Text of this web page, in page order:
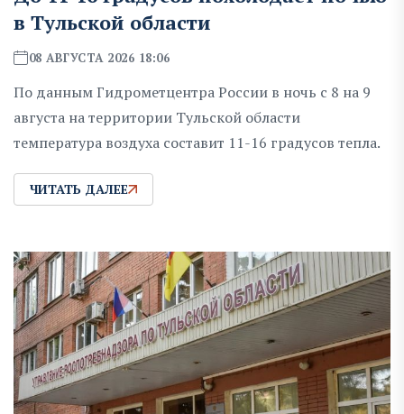
в Тульской области
08 АВГУСТА 2026 18:06
По данным Гидрометцентра России в ночь с 8 на 9
августа на территории Тульской области
температура воздуха составит 11-16 градусов тепла.
ЧИТАТЬ ДАЛЕЕ